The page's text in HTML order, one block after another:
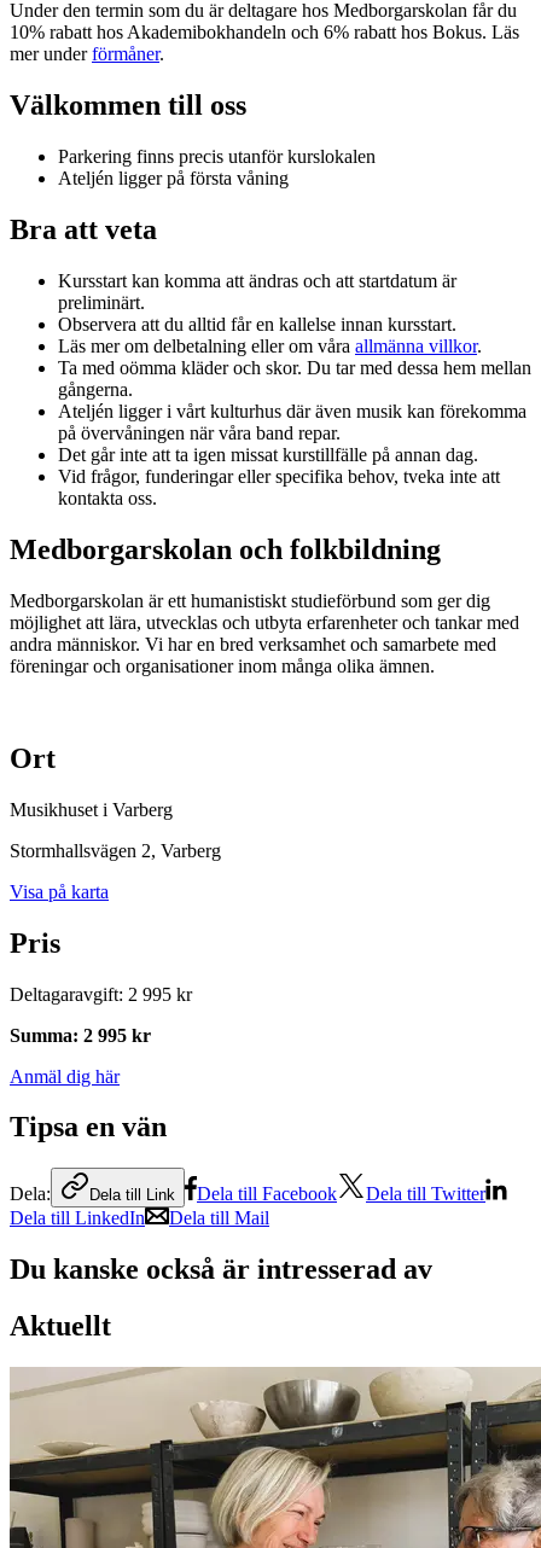
Under den termin som du är deltagare hos Medborgarskolan får du
10% rabatt hos Akademibokhandeln och 6% rabatt hos Bokus. Läs
mer underförmåner.
Välkommen till oss
Parkering finns precis utanför kurslokalen
Ateljén ligger på första våning
Bra att veta
Kursstart kan komma att ändras och att startdatum är
preliminärt.
Observera att du alltid får en kallelse innan kursstart.
Läs mer om delbetalning eller om våra allmänna villkor.
Ta med oömma kläder och skor. Du tar med dessa hem mellan
gångerna.
Ateljén ligger i vårt kulturhus där även musik kan förekomma
på övervåningen när våra band repar.
Det går inte att ta igen missat kurstillfälle på annan dag.
Vid frågor, funderingar eller specifika behov, tveka inte att
kontakta oss.
Medborgarskolan och folkbildning
Medborgarskolan är ett humanistiskt studieförbund som ger dig
möjlighet att lära, utvecklas och utbyta erfarenheter och tankar med
andra människor. Vi har en bred verksamhet och samarbete med
föreningar och organisationer inom många olika ämnen.
Ort
Musikhuset i Varberg
Stormhallsvägen 2, Varberg
Visa på karta
Pris
Deltagaravgift: 2 995 kr
Summa: 2 995 kr
Anmäl dig här
Tipsa en vän
Dela: Dela till Link Dela till Facebook
Dela till Twitter
Dela till LinkedIn
Dela till Mail
Du kanske också är intresserad av
Aktuellt